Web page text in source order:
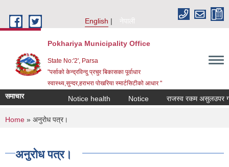
English
नेपाली
Pokhariya Municipality Office
State No:'2', Parsa
"पर्साको केन्द्रविन्दु प्रचुर बिकासका पूर्वाधार
स्वास्थ्य,सुन्दर,हराभरा पोखरिया स्मार्टसिटीको आधार "
समाचार Notice health Notice राजस्व रकम असुलउपर गर्ने
You are here
Home » अनुरोध पत्र।
अनुरोध पत्र।